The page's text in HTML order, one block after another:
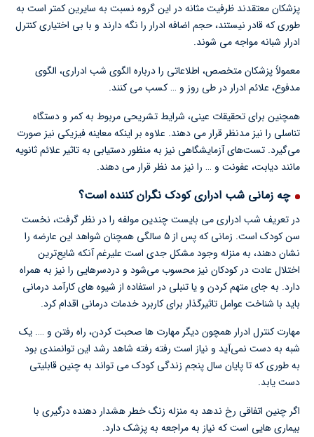
پزشکان معتقدند ظرفیت مثانه در این گروه نسبت به سایرین کمتر است به
طوری که قادر نیستند، حجم اضافه ادرار را نگه دارند و با بی اختیاری کنترل
ادرار شبانه مواجه می شوند.
معمولاً پزشکان متخصص، اطلاعاتی را درباره الگوی شب ادراری، الگوی
مدفوع، علائم ادرار در طی روز و … کسب می کنند.
همچنین برای تحقیقات عینی، شرایط تشریحی مربوط به کمر و دستگاه
تناسلی را نیز مدنظر قرار می دهند. علاوه بر اینکه معاینه فیزیکی نیز صورت
می‌گیرد. تست‌های آزمایشگاهی نیز به منظور دستیابی به تاثیر علائم ثانویه
مانند دیابت، عفونت و … را نیز مد نظر قرار می دهند.
چه زمانی شب ادراری کودک نگران کننده است؟
در تعریف شب ادراری می بایست چندین مولفه را در نظر گرفت، نخست
سن کودک است. زمانی که پس از ۵ سالگی همچنان شواهد این عارضه را
نشان دهند، به منزله وجود مشکل جدی است علیرغم آنکه شایع‌ترین
اختلال عادت در کودکان نیز محسوب می‌شود و دردسرهایی را نیز به همراه
دارد. به جای متهم کردن و یا تنبلی در استفاده از شیوه های کارآمد درمانی
باید با شناخت عوامل تاثیرگذار برای کاربرد خدمات درمانی اقدام کرد.
مهارت کنترل ادرار همچون دیگر مهارت ها صحبت کردن، راه رفتن و …. یک
شبه به دست نمی‌آید و نیاز است رفته رفته شاهد رشد این توانمندی بود
به طوری که تا پایان سال پنجم زندگی کودک می تواند به چنین قابلیتی
دست یابد.
اگر چنین اتفاقی رخ ندهد به منزله زنگ خطر هشدار دهنده درگیری با
بیماری هایی است که نیاز به مراجعه به پزشک دارد.